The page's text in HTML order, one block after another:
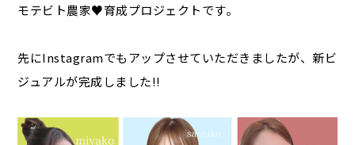
モテビト農家♥育成プロジェクトです。
先にInstagramでもアップさせていただきましたが、新ビ
ジュアルが完成しました!!